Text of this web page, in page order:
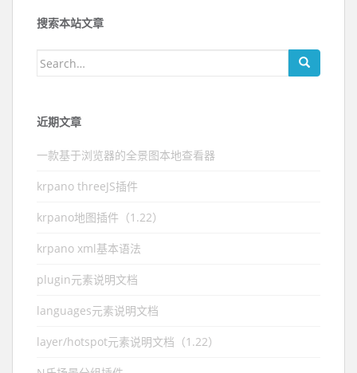
搜索本站文章
Search for:
近期文章
一款基于浏览器的全景图本地查看器
krpano threeJS插件
krpano地图插件（1.22）
krpano xml基本语法
plugin元素说明文档
languages元素说明文档
layer/hotspot元素说明文档（1.22）